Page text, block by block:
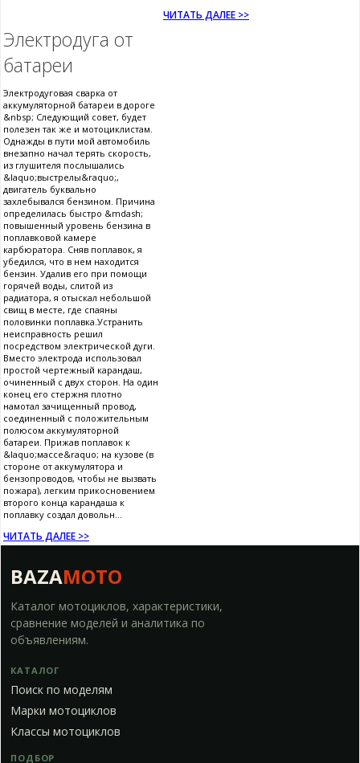
ЧИТАТЬ ДАЛЕЕ >>
Электродуга от
батареи
Электродуговая сварка от
аккумуляторной батареи в дороге
&nbsp; Следующий совет, будет
полезен так же и мотоциклистам.
Однажды в пути мой автомобиль
внезапно начал терять скорость,
из глушителя послышались
&laquo;выстрелы&raquo;,
двигатель буквально
захлебывался бензином. Причина
определилась быстро &mdash;
повышенный уровень бензина в
поплавковой камере
карбюратора. Сняв поплавок, я
убедился, что в нем находится
бензин. Удалив его при помощи
горячей воды, слитой из
радиатора, я отыскал небольшой
свищ в месте, где спаяны
половинки поплавка.Устранить
неисправность решил
посредством электрической дуги.
Вместо электрода использовал
простой чертежный карандаш,
очиненный с двух сторон. На один
конец его стержня плотно
намотал зачищенный провод,
соединенный с положительным
полюсом аккумуляторной
батареи. Прижав поплавок к
&laquo;массе&raquo; на кузове (в
стороне от аккумулятора и
бензопроводов, чтобы не вызвать
пожара), легким прикосновением
второго конца карандаша к
поплавку создал довольн...
ЧИТАТЬ ДАЛЕЕ >>
BAZAMOTO
Каталог мотоциклов, характеристики,
сравнение моделей и аналитика по
объявлениям.
КАТАЛОГ
Поиск по моделям
Марки мотоциклов
Классы мотоциклов
ПОДБОР